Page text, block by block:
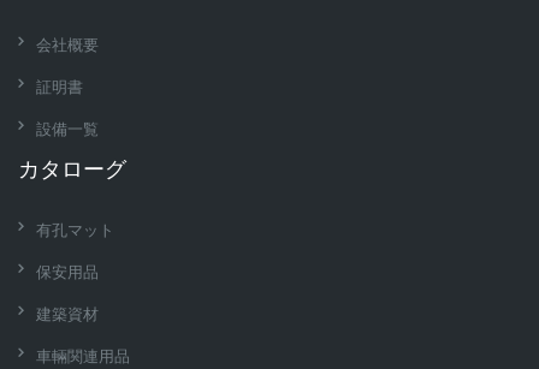
会社概要
証明書
設備一覧
カタローグ
有孔マット
保安用品
建築資材
車輛関連用品